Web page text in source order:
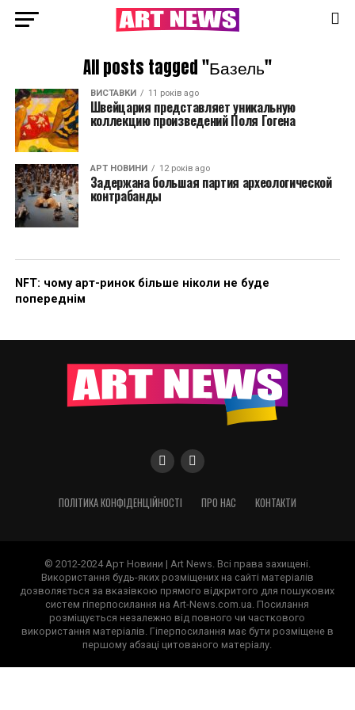
All posts tagged "Базель"
ВИСТАВКИ 11 років ago
Швейцария представляет уникальную
коллекцию произведений Поля Гогена
АРТ НОВИНИ 12 років ago
Задержана большая партия археологической
контрабанды
NFT: чому арт-ринок більше ніколи не буде
попереднім
ПОЛІТИКА КОНФІДЕНЦІЙНОСТІ ПРО НАС КОНТАКТИ
© 2012-2024 Арт Новини | Art News. Всі права захищені.
Використання будь-яких розміщених на сайті матеріалів
дозволяється за вказівкою прямого відкритого для пошукових
систем гіперпосилання на Art-News.com.ua. Посилання
розміщується незалежно від повного чи часткового
використання матеріалів. Гіперпосилання має бути розміщене в
першому абзаці цитованого матеріалу.